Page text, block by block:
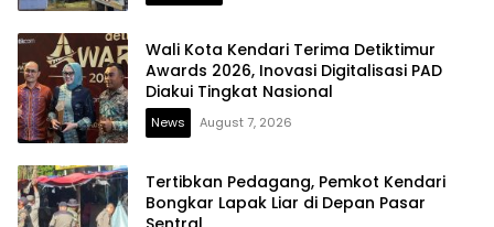
Wali Kota Kendari Terima Detiktimur
Awards 2026, Inovasi Digitalisasi PAD
Diakui Tingkat Nasional
News August 7, 2026
Tertibkan Pedagang, Pemkot Kendari
Bongkar Lapak Liar di Depan Pasar